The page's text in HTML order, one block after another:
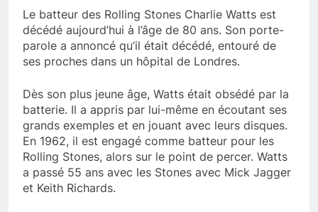
Le batteur des Rolling Stones Charlie Watts est
décédé aujourd’hui à l’âge de 80 ans. Son porte-
parole a annoncé qu’il était décédé, entouré de
ses proches dans un hôpital de Londres.
Dès son plus jeune âge, Watts était obsédé par la
batterie. Il a appris par lui-même en écoutant ses
grands exemples et en jouant avec leurs disques.
En 1962, il est engagé comme batteur pour les
Rolling Stones, alors sur le point de percer. Watts
a passé 55 ans avec les Stones avec Mick Jagger
et Keith Richards.